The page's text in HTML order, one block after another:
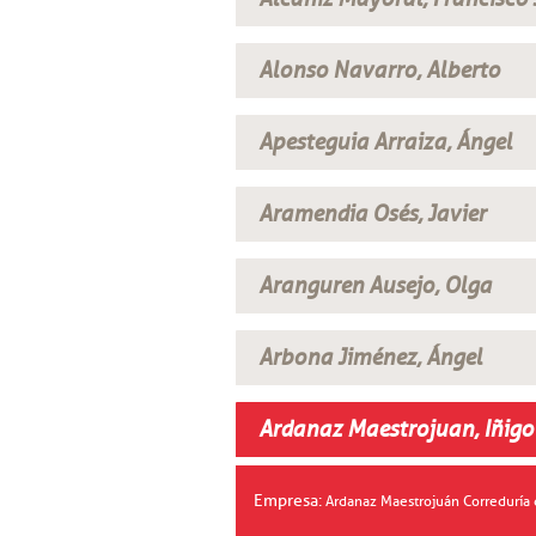
Alonso Navarro, Alberto
Apesteguia Arraiza, Ángel
Aramendia Osés, Javier
Aranguren Ausejo, Olga
Arbona Jiménez, Ángel
Ardanaz Maestrojuan, Iñigo
Empresa:Ardanaz Maestrojuán Correduría